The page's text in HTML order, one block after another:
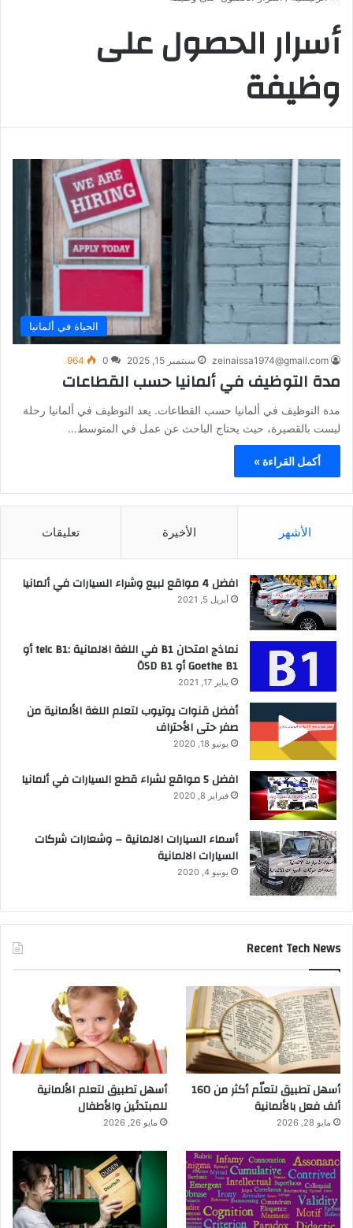
أسرار الحصول على
وظيفة
الحياة في ألمانيا
zeinaissa1974@gmail.com سبتمبر 15, 2025 0
964
مدة التوظيف في ألمانيا حسب القطاعات
مدة التوظيف في ألمانيا حسب القطاعات. يعد التوظيف في ألمانيا رحلة
ليست بالقصيرة، حيث يحتاج الباحث عن عمل في المتوسط…
أكمل القراءة »
الأشهر الأخيرة تعليقات
افضل 4 مواقع لبيع وشراء السيارات في ألمانيا
أبريل 5, 2021
نماذج امتحان B1 في اللغة الالمانية :telc B1 أو
Goethe B1 أو ÖSD B1
يناير 17, 2021
أفضل قنوات يوتيوب لتعلم اللغة الألمانية من
صفر حتى الأحتراف
يونيو 18, 2020
افضل 5 مواقع لشراء قطع السيارات في ألمانيا
فبراير 8, 2020
أسماء السيارات الالمانية – وشعارات شركات
السيارات الالمانية
يونيو 4, 2020
Recent Tech News
أسهل تطبيق لتعلّم أكثر من 160
ألف فعل بالألمانية
مايو 28, 2026
أسهل تطبيق لتعلم الألمانية
للمبتدئين والأطفال
مايو 26, 2026